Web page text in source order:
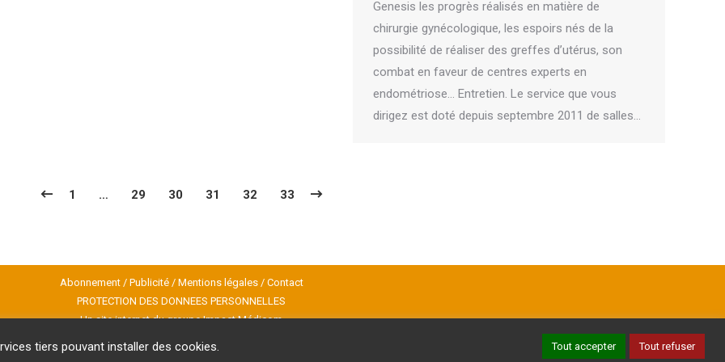
Genesis les progrès réalisés en matière de
chirurgie gynécologique, les espoirs nés de la
possibilité de réaliser des greffes d’utérus, son
combat en faveur de centres experts en
endométriose… Entretien. Le service que vous
dirigez est doté depuis septembre 2011 de salles…
1 … 29 30 31 32 33
Abonnement/ Publicité/ Mentions légales/ Contact
PROTECTION DES DONNEES PERSONNELLES
Un site internet du groupe Impact Médicom
tiers pouvant installer des cookies. Tout accepter Tout refuser